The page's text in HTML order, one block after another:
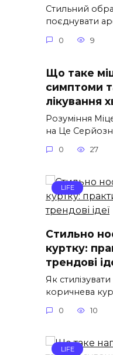
Стильний
поєднувати
0 9
Що таке
симптоми
лікування
Розуміння
на Це
0 27
LIFE
Стильно
куртку:
трендові
Як
коричнева
0 10
LIFE